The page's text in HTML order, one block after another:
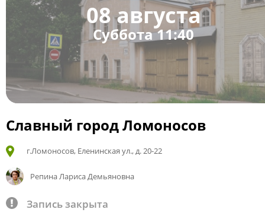
08 августа
Суббота 11:40
Славный город Ломоносов
г.Ломоносов, Еленинская ул., д. 20-22
Репина Лариса Демьяновна
Запись закрыта